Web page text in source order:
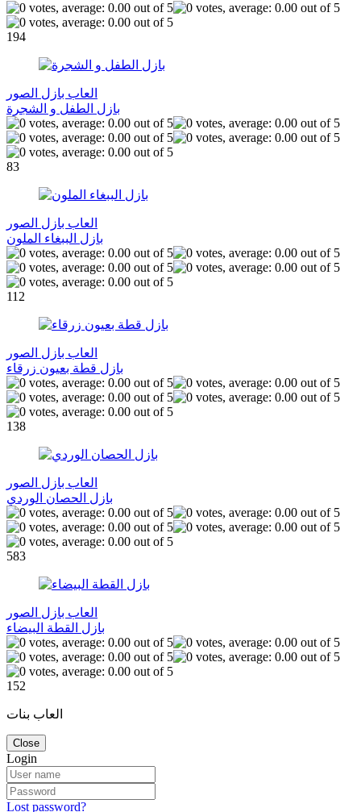
194
العاب بازل الصور
بازل الطفل و الشجرة
83
العاب بازل الصور
بازل الببغاء الملون
112
العاب بازل الصور
بازل قطة بعيون زرقاء
138
العاب بازل الصور
بازل الحصان الوردي
583
العاب بازل الصور
بازل القطة البيضاء
152
العاب بنات
Close
Login
Lost password?